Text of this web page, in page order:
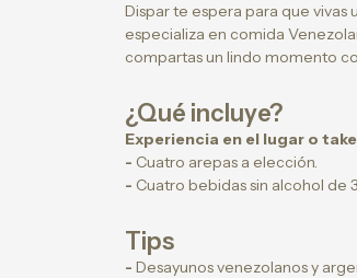
Dispar te espera para que vivas
especializa en comida
compartas un lindo momento
¿Qué incluye?
Experiencia en el lugar o
- Cuatro arepas a elección.
- Cuatro bebidas sin alcohol de
Tips
- Desayunos venezolanos y